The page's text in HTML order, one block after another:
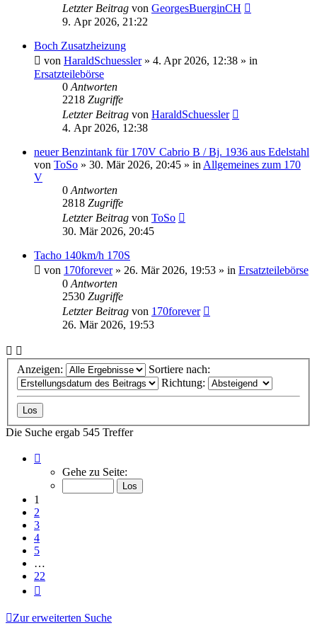
Letzter Beitrag von GeorgesBuerginCH
9. Apr 2026, 21:22
Boch Zusatzheizung
von HaraldSchuessler» 4. Apr 2026, 12:38 » in
Ersatzteilebörse
0 Antworten
2218 Zugriffe
Letzter Beitrag von HaraldSchuessler
4. Apr 2026, 12:38
neuer Benzintank für 170V Cabrio B / Bj. 1936 aus Edelstahl
von ToSo » 30. Mär 2026, 20:45 » in Allgemeines zum 170
V
0 Antworten
2818 Zugriffe
Letzter Beitrag von ToSo
30. Mär 2026, 20:45
Tacho 140km/h 170S
von 170forever» 26. Mär 2026, 19:53 » in Ersatzteilebörse
0 Antworten
2530 Zugriffe
Letzter Beitrag von 170forever
26. Mär 2026, 19:53
Anzeigen:
Sortiere nach:
Richtung:
Die Suche ergab 545 Treffer
von
Gehe zu Seite:
1
2
3
4
5
…
22
Zur erweiterten Suche